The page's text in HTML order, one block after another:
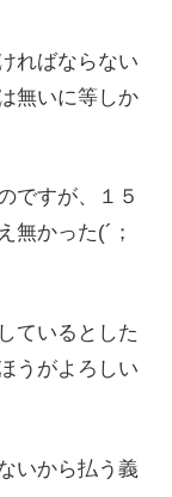
ればならない
無いに等しか
ですが、１５
無かった(´；
ているとした
うがよろしい
いから払う義